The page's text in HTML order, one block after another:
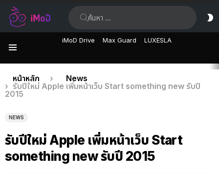
iMoD Drive Max Guard LUXESLA
เรื่อง
ล่าสุด
คุณอยู่ที่นี่:
หน้าหลัก
News
รับปีใหม่ Apple เพิ่มหน้าเว็บ Start something new รับปี
2015
NEWS
รับปีใหม่ Apple เพิ่มหน้าเว็บ Start
something new รับปี 2015